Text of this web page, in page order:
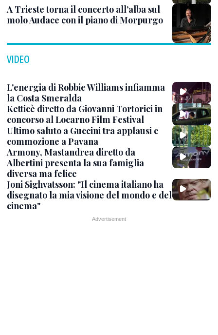
A Trieste torna il concerto all’alba sul
molo Audace con il piano di Morpurgo
VIDEO
L'energia di Robbie Williams infiamma
la Costa Smeralda
Ketticè diretto da Giovanni Tortorici in
concorso al Locarno Film Festival
Ultimo saluto a Guccini tra applausi e
commozione a Pavana
Armony, Mastandrea diretto da
Albertini presenta la sua famiglia
diversa ma felice
Joni Sighvatsson: "Il cinema italiano ha
disegnato la mia visione del mondo e del
cinema"